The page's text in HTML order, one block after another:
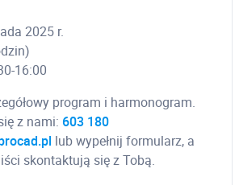
2025 r.
16:00
program i harmonogram.
z nami: 603 180
lub wypełnij formularz, a
skontaktują się z Tobą.